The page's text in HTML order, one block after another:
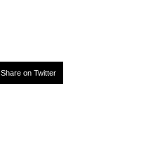
Share on Twitter